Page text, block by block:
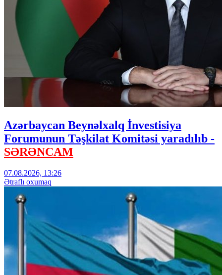
Azərbaycan Beynəlxalq İnvestisiya
Forumunun Təşkilat Komitəsi yaradılıb -
SƏRƏNCAM
07.08.2026, 13:26
Ətraflı oxumaq